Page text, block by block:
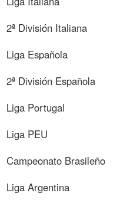
2ª División Italiana
Liga Española
2ª División Española
Liga Portugal
Liga PEU
Campeonato Brasileño
Liga Argentina